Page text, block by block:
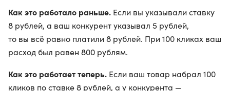
Как это работало раньше. Если вы указывали ставку
8 рублей, а ваш конкурент указывал 5 рублей,
то вы всё равно платили 8 рублей. При 100 кликах ваш
расход был равен 800 рублям.
Как это работает теперь. Если ваш товар набрал 100
кликов по ставке 8 рублей, а у конкурента —